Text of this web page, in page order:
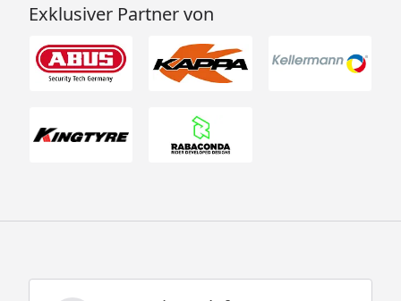
Exklusiver Partner von